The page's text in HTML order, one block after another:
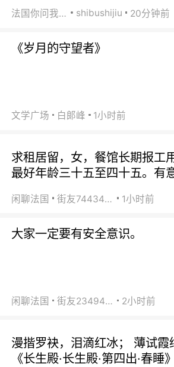
法国你问我答 shibushijiu 20分钟前
《岁月的守望者》
文学广场 白郞峰 1小时前
求租居留，女，餐馆长期报工
最好年龄三十五至四十五。有
闲聊法国 街友74434350 1小时前
大家一定要有安全意识。
闲聊法国 街友23494008 2小时前
漫揩罗袂，泪滴红冰； 薄试霞
《长生殿·长生殿·第四出·春睡》